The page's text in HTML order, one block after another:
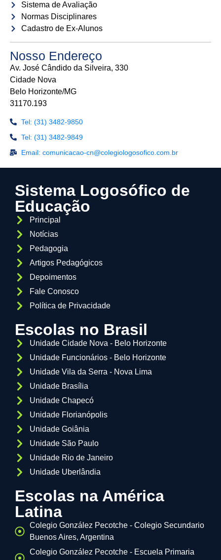
Sistema de Avaliação
Normas Disciplinares
Cadastro de Ex-Alunos
Nosso Endereço
Av. José Cândido da Silveira, 330
Cidade Nova
Belo Horizonte/MG
31170.193
Tel: (31) 3482-9850
Tel: (31) 3482-9849
Email: comunicacao-cn@colegiologosofico.com.br
Sistema Logosófico de
Educação
Principal
Notícias
Pedagogia
Artigos Pedagógicos
Depoimentos
Fale Conosco
Política de Privacidade
Escolas no Brasil
Unidade Cidade Nova - Belo Horizonte
Unidade Funcionários - Belo Horizonte
Unidade Vila da Serra - Nova Lima
Unidade Brasília
Unidade Chapecó
Unidade Florianópolis
Unidade Goiânia
Unidade São Paulo
Unidade Rio de Janeiro
Unidade Uberlândia
Escolas na América
Latina
Colegio González Pecotche - Colegio Secundario
Buenos Aires, Argentina
Colegio González Pecotche - Escuela Primaria